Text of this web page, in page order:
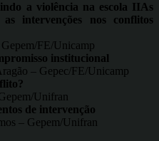
a violência na escola IIAs
as intervenções nos conflitos
FE/Unicamp
institucional
– Gepec/FE/Unicamp
Unifran
de intervenção
– Gepem/Unifran